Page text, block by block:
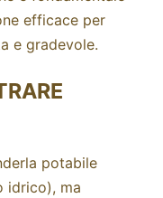
efficace per
e gradevole.
potabile
idrico), ma